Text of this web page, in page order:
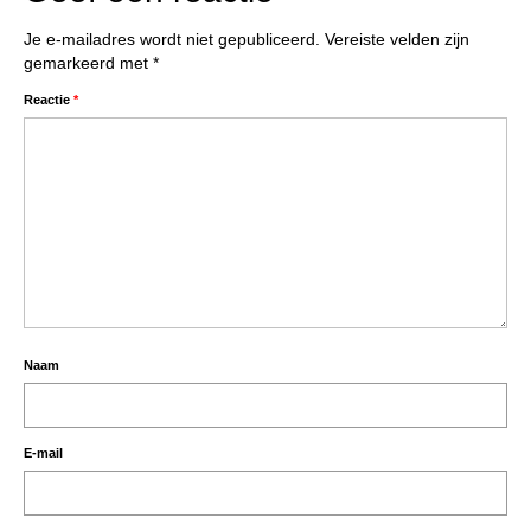
Je e-mailadres wordt niet gepubliceerd. Vereiste velden zijn
gemarkeerd met *
Reactie *
Naam
E-mail